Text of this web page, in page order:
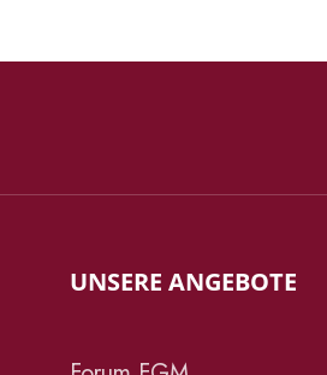
UNSERE ANGEBOTE